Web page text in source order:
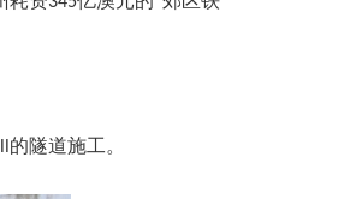
的隧道施工。